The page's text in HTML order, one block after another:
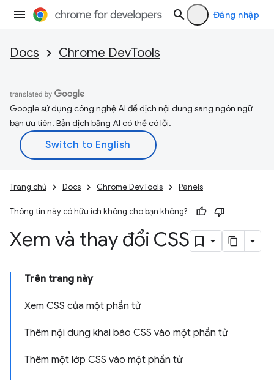
Đăng nhập
Docs Chrome DevTools
Google sử dụng công nghệ AI để dịch nội dung sang ngôn ngữ
bạn ưu tiên. Bản dịch bằng AI có thể có lỗi.
Trang chủ Docs Chrome DevTools Panels
Thông tin này có hữu ích không cho bạn không?
Xem và thay đổi CSS
Trên trang này
Xem CSS của một phần tử
Thêm nội dung khai báo CSS vào một phần tử
Thêm một lớp CSS vào một phần tử